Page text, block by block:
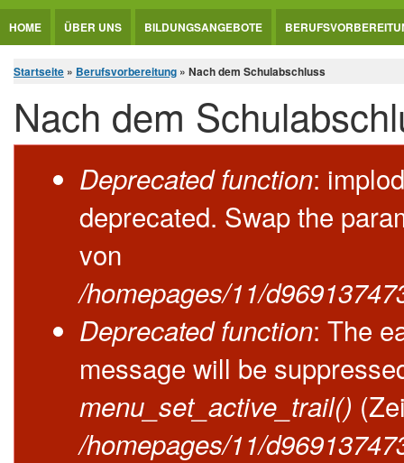
HOME ÜBER UNS BILDUNGSANGEBOTE
Sie sind hier
Startseite » Berufsvorbereitung » Nach dem Schulabschluss
Nach dem
Fehlermeldung
Deprecated function:
deprecated. Swap the
von
/homepages/11/
Deprecated function: The
message will be
menu_set_active_trail()
/homepages/11/